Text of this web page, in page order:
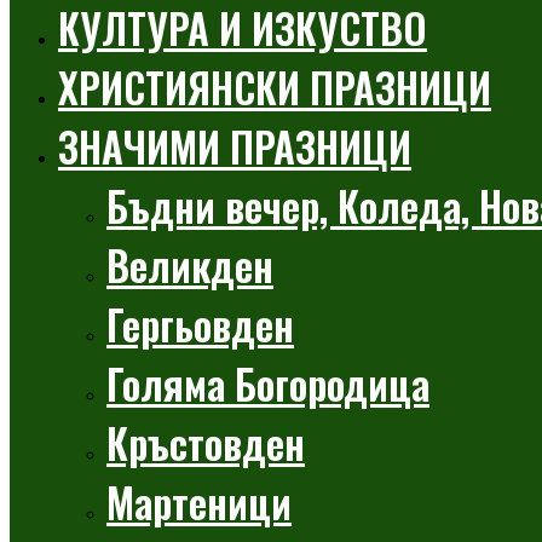
КУЛТУРА И ИЗКУСТВО
ХРИСТИЯНСКИ ПРАЗНИЦИ
ЗНАЧИМИ ПРАЗНИЦИ
Бъдни вечер, Коледа,
Великден
Гергьовден
Голяма Богородица
Кръстовден
Мартеници